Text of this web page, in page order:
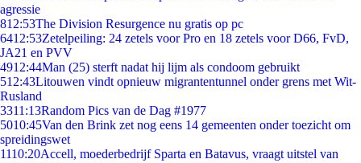
agressie
812:53The Division Resurgence nu gratis op pc
6412:53Zetelpeiling: 24 zetels voor Pro en 18 zetels voor D66, FvD,
JA21 en PVV
4912:44Man (25) sterft nadat hij lijm als condoom gebruikt
512:43Litouwen vindt opnieuw migrantentunnel onder grens met Wit-
Rusland
3311:13Random Pics van de Dag #1977
5010:45Van den Brink zet nog eens 14 gemeenten onder toezicht om
spreidingswet
1110:20Accell, moederbedrijf Sparta en Batavus, vraagt uitstel van